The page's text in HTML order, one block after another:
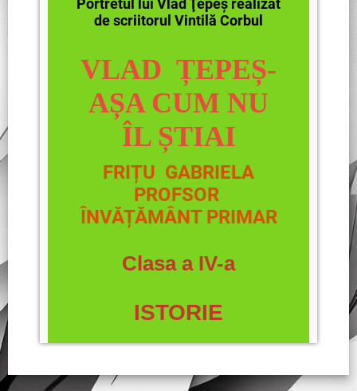
Portretul lui Vlad Ţepeş realizat
de scriitorul Vintilă Corbul
VLAD ȚEPEȘ-
AȘA CUM NU
ÎL ȘTIAI
FRIȚU GABRIELA
PROFSOR
ÎNVĂȚĂMÂNT PRIMAR
Clasa a IV-a
ISTORIE